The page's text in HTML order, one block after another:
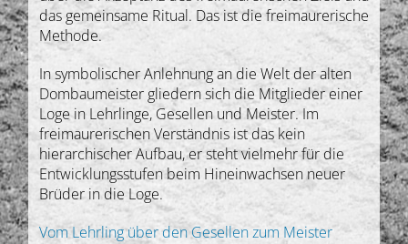
das gemeinsame Ritual. Das ist die freimaurerische
Methode.
In symbolischer Anlehnung an die Welt der alten
Dombaumeister gliedern sich die Mitglieder einer
Loge in Lehrlinge, Gesellen und Meister. Im
freimaurerischen Verständnis ist das kein
hierarchischer Aufbau, er steht vielmehr für die
Entwicklungsstufen beim Hineinwachsen neuer
Brüder in die Loge.
Vom Lehrling über den Gesellen zum Meister